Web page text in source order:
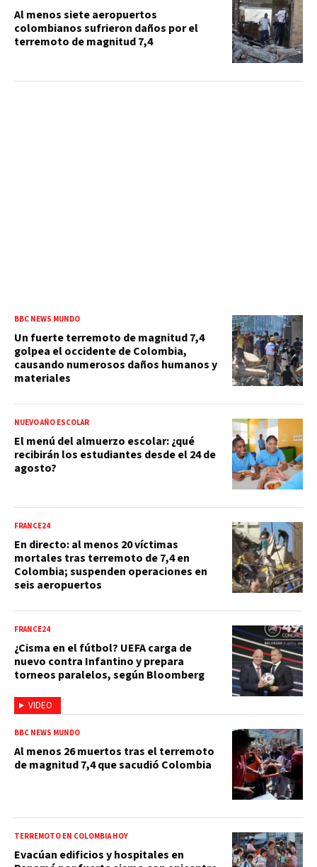
Al menos siete aeropuertos
colombianos sufrieron daños por el
terremoto de magnitud 7,4
BBC NEWS MUNDO
Un fuerte terremoto de magnitud 7,4
golpea el occidente de Colombia,
causando numerosos daños humanos y
materiales
NUEVO AÑO ESCOLAR
El menú del almuerzo escolar: ¿qué
recibirán los estudiantes desde el 24 de
agosto?
FRANCE24
En directo: al menos 20 víctimas
mortales tras terremoto de 7,4 en
Colombia; suspenden operaciones en
seis aeropuertos
VIDEO
FRANCE24
¿Cisma en el fútbol? UEFA carga de
nuevo contra Infantino y prepara
torneos paralelos, según Bloomberg
BBC NEWS MUNDO
Al menos 26 muertos tras el terremoto
de magnitud 7,4 que sacudió Colombia
TERREMOTO EN COLOMBIA HOY
Evacúan edificios y hospitales en